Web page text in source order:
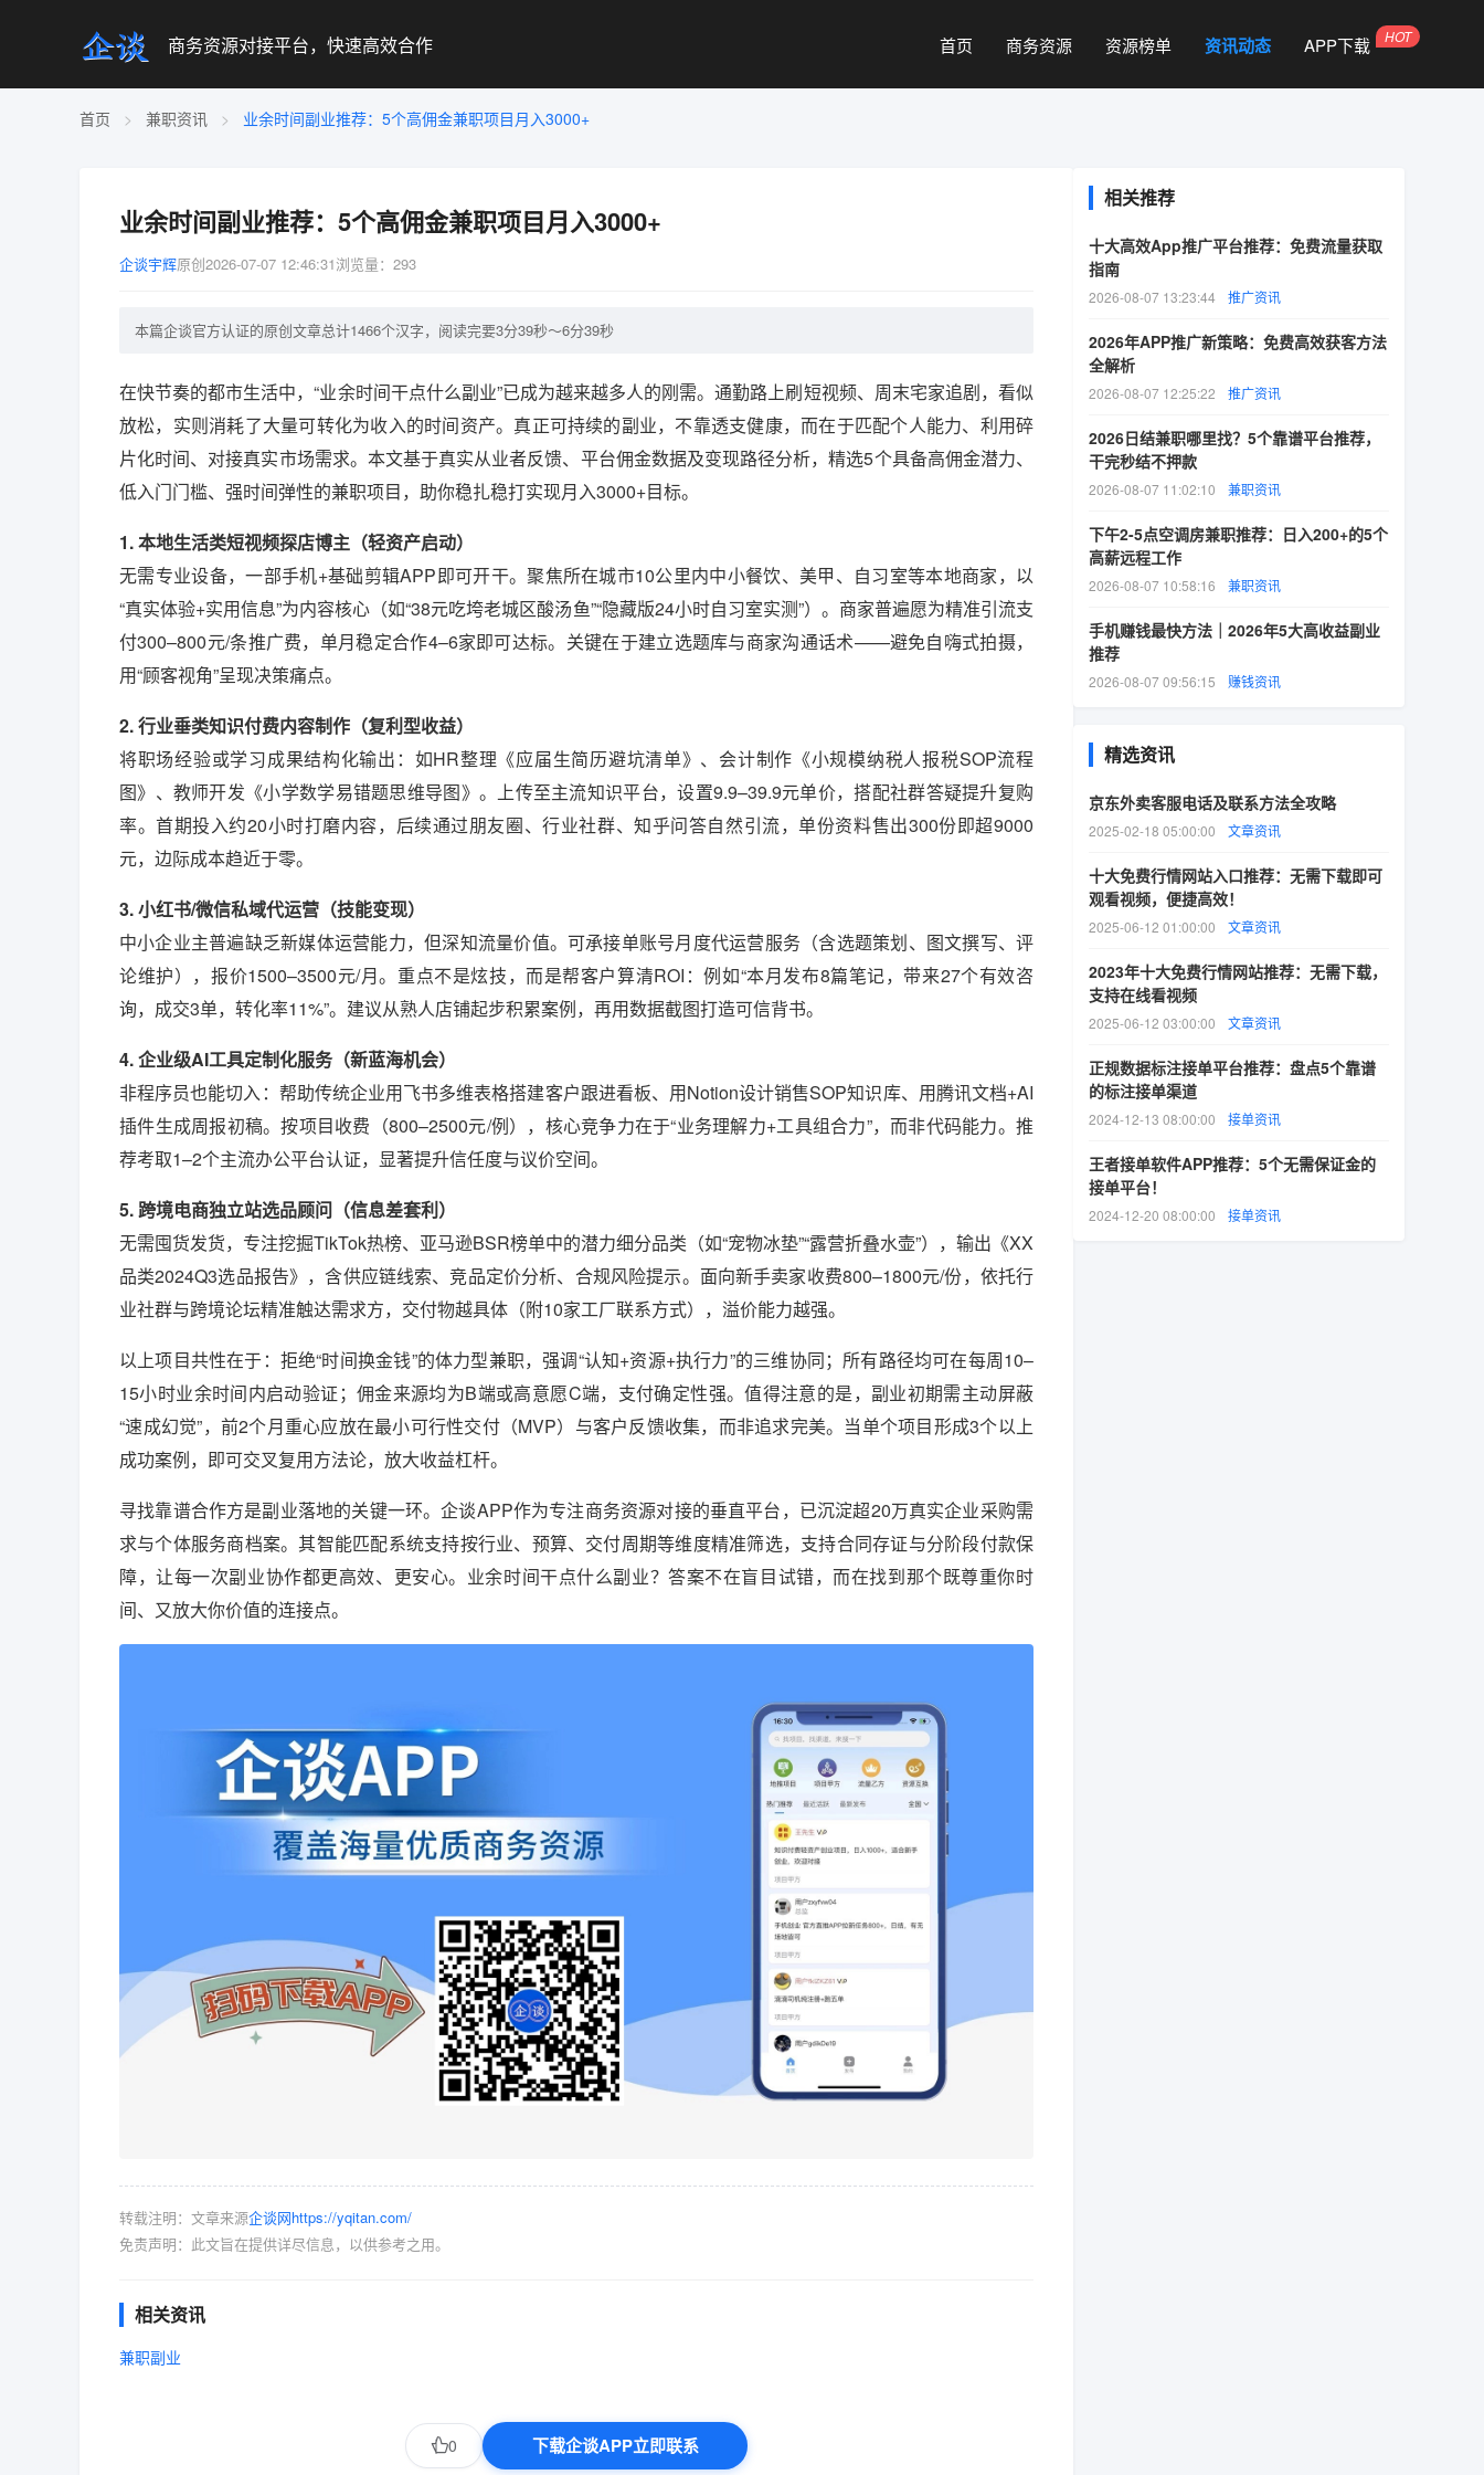
商务资源对接平台，快速高效合作 首页 商务资源 资源榜单 资讯动态 APP下载
首页 > 兼职资讯 > 业余时间副业推荐：5个高佣金兼职项目月入3000+
业余时间副业推荐：5个高佣金兼职项目月入3000+
企谈宇辉原创2026-07-07 12:46:31浏览量：293
本篇企谈官方认证的原创文章总计1466个汉字，阅读完要3分39秒～6分39秒
在快节奏的都市生活中，“业余时间干点什么副业”已成为越来越多人的刚需。通勤路上刷短视频、周末宅家追剧，看似
放松，实则消耗了大量可转化为收入的时间资产。真正可持续的副业，不靠透支健康，而在于匹配个人能力、利用碎
片化时间、对接真实市场需求。本文基于真实从业者反馈、平台佣金数据及变现路径分析，精选5个具备高佣金潜力、
低入门门槛、强时间弹性的兼职项目，助你稳扎稳打实现月入3000+目标。
1. 本地生活类短视频探店博主（轻资产启动）
无需专业设备，一部手机+基础剪辑APP即可开干。聚焦所在城市10公里内中小餐饮、美甲、自习室等本地商家，以
“真实体验+实用信息”为内容核心（如“38元吃垮老城区酸汤鱼”“隐藏版24小时自习室实测”）。商家普遍愿为精准引流支
付300–800元/条推广费，单月稳定合作4–6家即可达标。关键在于建立选题库与商家沟通话术——避免自嗨式拍摄，
用“顾客视角”呈现决策痛点。
2. 行业垂类知识付费内容制作（复利型收益）
将职场经验或学习成果结构化输出：如HR整理《应届生简历避坑清单》、会计制作《小规模纳税人报税SOP流程
图》、教师开发《小学数学易错题思维导图》。上传至主流知识平台，设置9.9–39.9元单价，搭配社群答疑提升复购
率。首期投入约20小时打磨内容，后续通过朋友圈、行业社群、知乎问答自然引流，单份资料售出300份即超9000
元，边际成本趋近于零。
3. 小红书/微信私域代运营（技能变现）
中小企业主普遍缺乏新媒体运营能力，但深知流量价值。可承接单账号月度代运营服务（含选题策划、图文撰写、评
论维护），报价1500–3500元/月。重点不是炫技，而是帮客户算清ROI：例如“本月发布8篇笔记，带来27个有效咨
询，成交3单，转化率11%”。建议从熟人店铺起步积累案例，再用数据截图打造可信背书。
4. 企业级AI工具定制化服务（新蓝海机会）
非程序员也能切入：帮助传统企业用飞书多维表格搭建客户跟进看板、用Notion设计销售SOP知识库、用腾讯文档+AI
插件生成周报初稿。按项目收费（800–2500元/例），核心竞争力在于“业务理解力+工具组合力”，而非代码能力。推
荐考取1–2个主流办公平台认证，显著提升信任度与议价空间。
5. 跨境电商独立站选品顾问（信息差套利）
无需囤货发货，专注挖掘TikTok热榜、亚马逊BSR榜单中的潜力细分品类（如“宠物冰垫”“露营折叠水壶”），输出《XX
品类2024Q3选品报告》，含供应链线索、竞品定价分析、合规风险提示。面向新手卖家收费800–1800元/份，依托行
业社群与跨境论坛精准触达需求方，交付物越具体（附10家工厂联系方式），溢价能力越强。
以上项目共性在于：拒绝“时间换金钱”的体力型兼职，强调“认知+资源+执行力”的三维协同；所有路径均可在每周10–
15小时业余时间内启动验证；佣金来源均为B端或高意愿C端，支付确定性强。值得注意的是，副业初期需主动屏蔽
“速成幻觉”，前2个月重心应放在最小可行性交付（MVP）与客户反馈收集，而非追求完美。当单个项目形成3个以上
成功案例，即可交叉复用方法论，放大收益杠杆。
寻找靠谱合作方是副业落地的关键一环。企谈APP作为专注商务资源对接的垂直平台，已沉淀超20万真实企业采购需
求与个体服务商档案。其智能匹配系统支持按行业、预算、交付周期等维度精准筛选，支持合同存证与分阶段付款保
障，让每一次副业协作都更高效、更安心。业余时间干点什么副业？答案不在盲目试错，而在找到那个既尊重你时
间、又放大你价值的连接点。
转载注明：文章来源企谈网https://yqitan.com/
免责声明：此文旨在提供详尽信息，以供参考之用。
相关资讯
兼职副业
0 下载企谈APP立即联系
相关推荐
十大高效App推广平台推荐：免费流量获取
指南
2026-08-07 13:23:44 推广资讯
2026年APP推广新策略：免费高效获客方法
全解析
2026-08-07 12:25:22 推广资讯
2026日结兼职哪里找？5个靠谱平台推荐，
干完秒结不押款
2026-08-07 11:02:10 兼职资讯
下午2-5点空调房兼职推荐：日入200+的5个
高薪远程工作
2026-08-07 10:58:16 兼职资讯
手机赚钱最快方法｜2026年5大高收益副业
推荐
2026-08-07 09:56:15 赚钱资讯
精选资讯
京东外卖客服电话及联系方法全攻略
2025-02-18 05:00:00 文章资讯
十大免费行情网站入口推荐：无需下载即可
观看视频，便捷高效！
2025-06-12 01:00:00 文章资讯
2023年十大免费行情网站推荐：无需下载，
支持在线看视频
2025-06-12 03:00:00 文章资讯
正规数据标注接单平台推荐：盘点5个靠谱
的标注接单渠道
2024-12-13 08:00:00 接单资讯
王者接单软件APP推荐：5个无需保证金的
接单平台！
2024-12-20 08:00:00 接单资讯